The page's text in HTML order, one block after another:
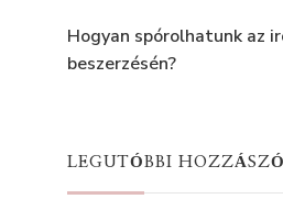
Hogyan spórolhatunk az
beszerzésén?
LEGUTÓBBI